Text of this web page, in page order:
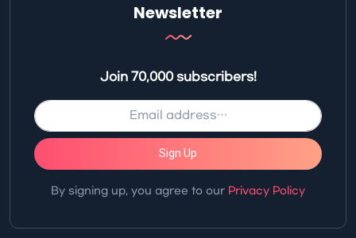
Newsletter
Join 70,000 subscribers!
Sign Up
By signing up, you agree to our Privacy Policy